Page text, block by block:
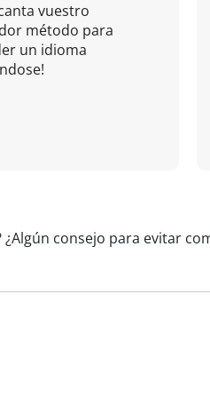
vuestro
método para
un idioma
consejo para evitar